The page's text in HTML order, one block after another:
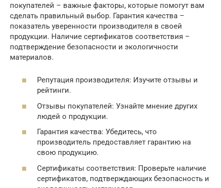
покупателей – важные факторы, которые помогут вам
сделать правильный выбор. Гарантия качества –
показатель уверенности производителя в своей
продукции. Наличие сертификатов соответствия –
подтверждение безопасности и экологичности
материалов.
Репутация производителя: Изучите отзывы и
рейтинги.
Отзывы покупателей: Узнайте мнение других
людей о продукции.
Гарантия качества: Убедитесь, что
производитель предоставляет гарантию на
свою продукцию.
Сертификаты соответствия: Проверьте наличие
сертификатов, подтверждающих безопасность и